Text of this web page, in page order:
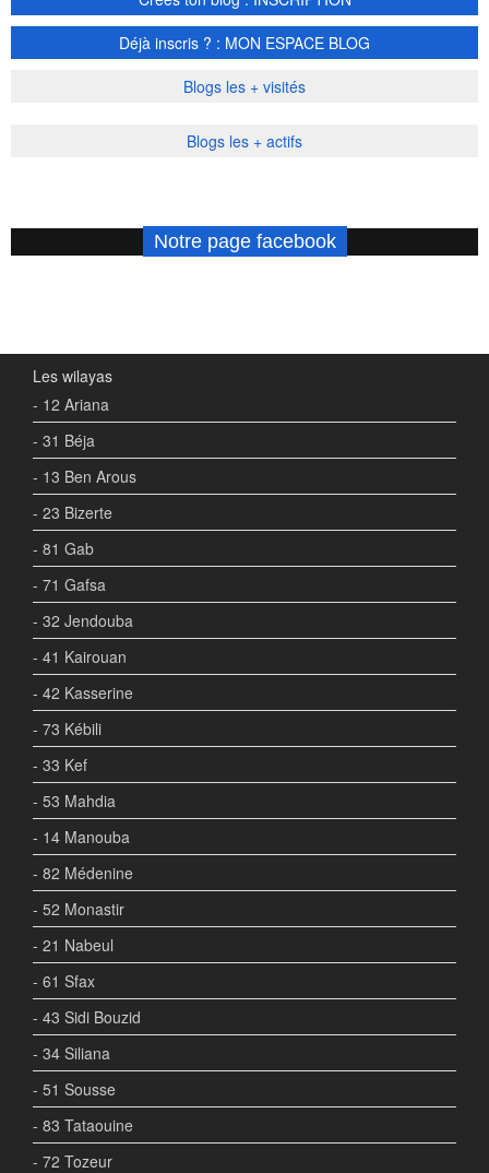
Déjà inscris ? : MON ESPACE BLOG
Blogs les + visités
Blogs les + actifs
Notre page facebook
Les wilayas
- 12 Ariana
- 31 Béja
- 13 Ben Arous
- 23 Bizerte
- 81 Gab
- 71 Gafsa
- 32 Jendouba
- 41 Kairouan
- 42 Kasserine
- 73 Kébili
- 33 Kef
- 53 Mahdia
- 14 Manouba
- 82 Médenine
- 52 Monastir
- 21 Nabeul
- 61 Sfax
- 43 Sidi Bouzid
- 34 Siliana
- 51 Sousse
- 83 Tataouine
- 72 Tozeur